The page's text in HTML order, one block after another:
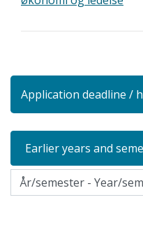
Application deadline /
Earlier years and